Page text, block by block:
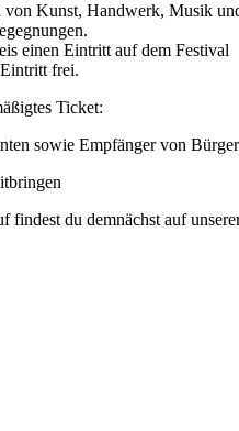
Kunst, Handwerk, Musik
einen Eintritt auf dem Festival
frei.
Ticket:
sowie Empfänger von
du demnächst auf